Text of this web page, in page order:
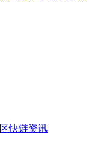
区快链资讯